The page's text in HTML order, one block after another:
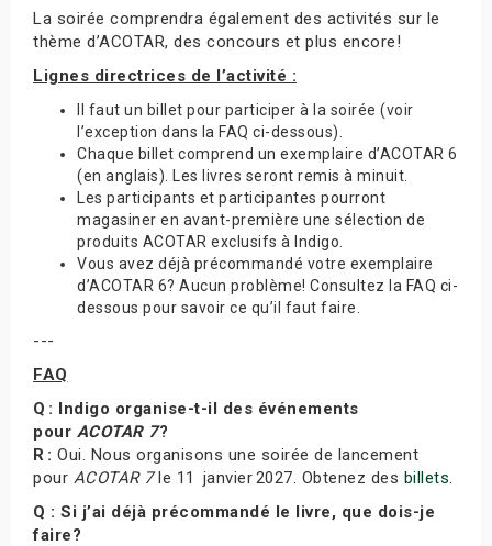
La soirée comprendra également des activités sur le
thème d’ACOTAR, des concours et plus encore!
Lignes directrices de l’activité :
Il faut un billet pour participer à la soirée (voir
l’exception dans la FAQ ci-dessous).
Chaque billet comprend un exemplaire d’ACOTAR 6
(en anglais). Les livres seront remis à minuit.
Les participants et participantes pourront
magasiner en avant-première une sélection de
produits ACOTAR exclusifs à Indigo.
Vous avez déjà précommandé votre exemplaire
d’ACOTAR 6? Aucun problème! Consultez la FAQ ci-
dessous pour savoir ce qu’il faut faire.
---
FAQ
Q : Indigo organise-t-il des événements
pour ACOTAR 7?
R : Oui. Nous organisons une soirée de lancement
pour ACOTAR 7le 11 janvier 2027. Obtenez des billets.
Q : Si j’ai déjà précommandé le livre, que dois-je
faire?